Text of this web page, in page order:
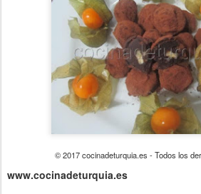
© 2017 cocinadeturquia.es - Todos los
www.cocinadeturquia.es